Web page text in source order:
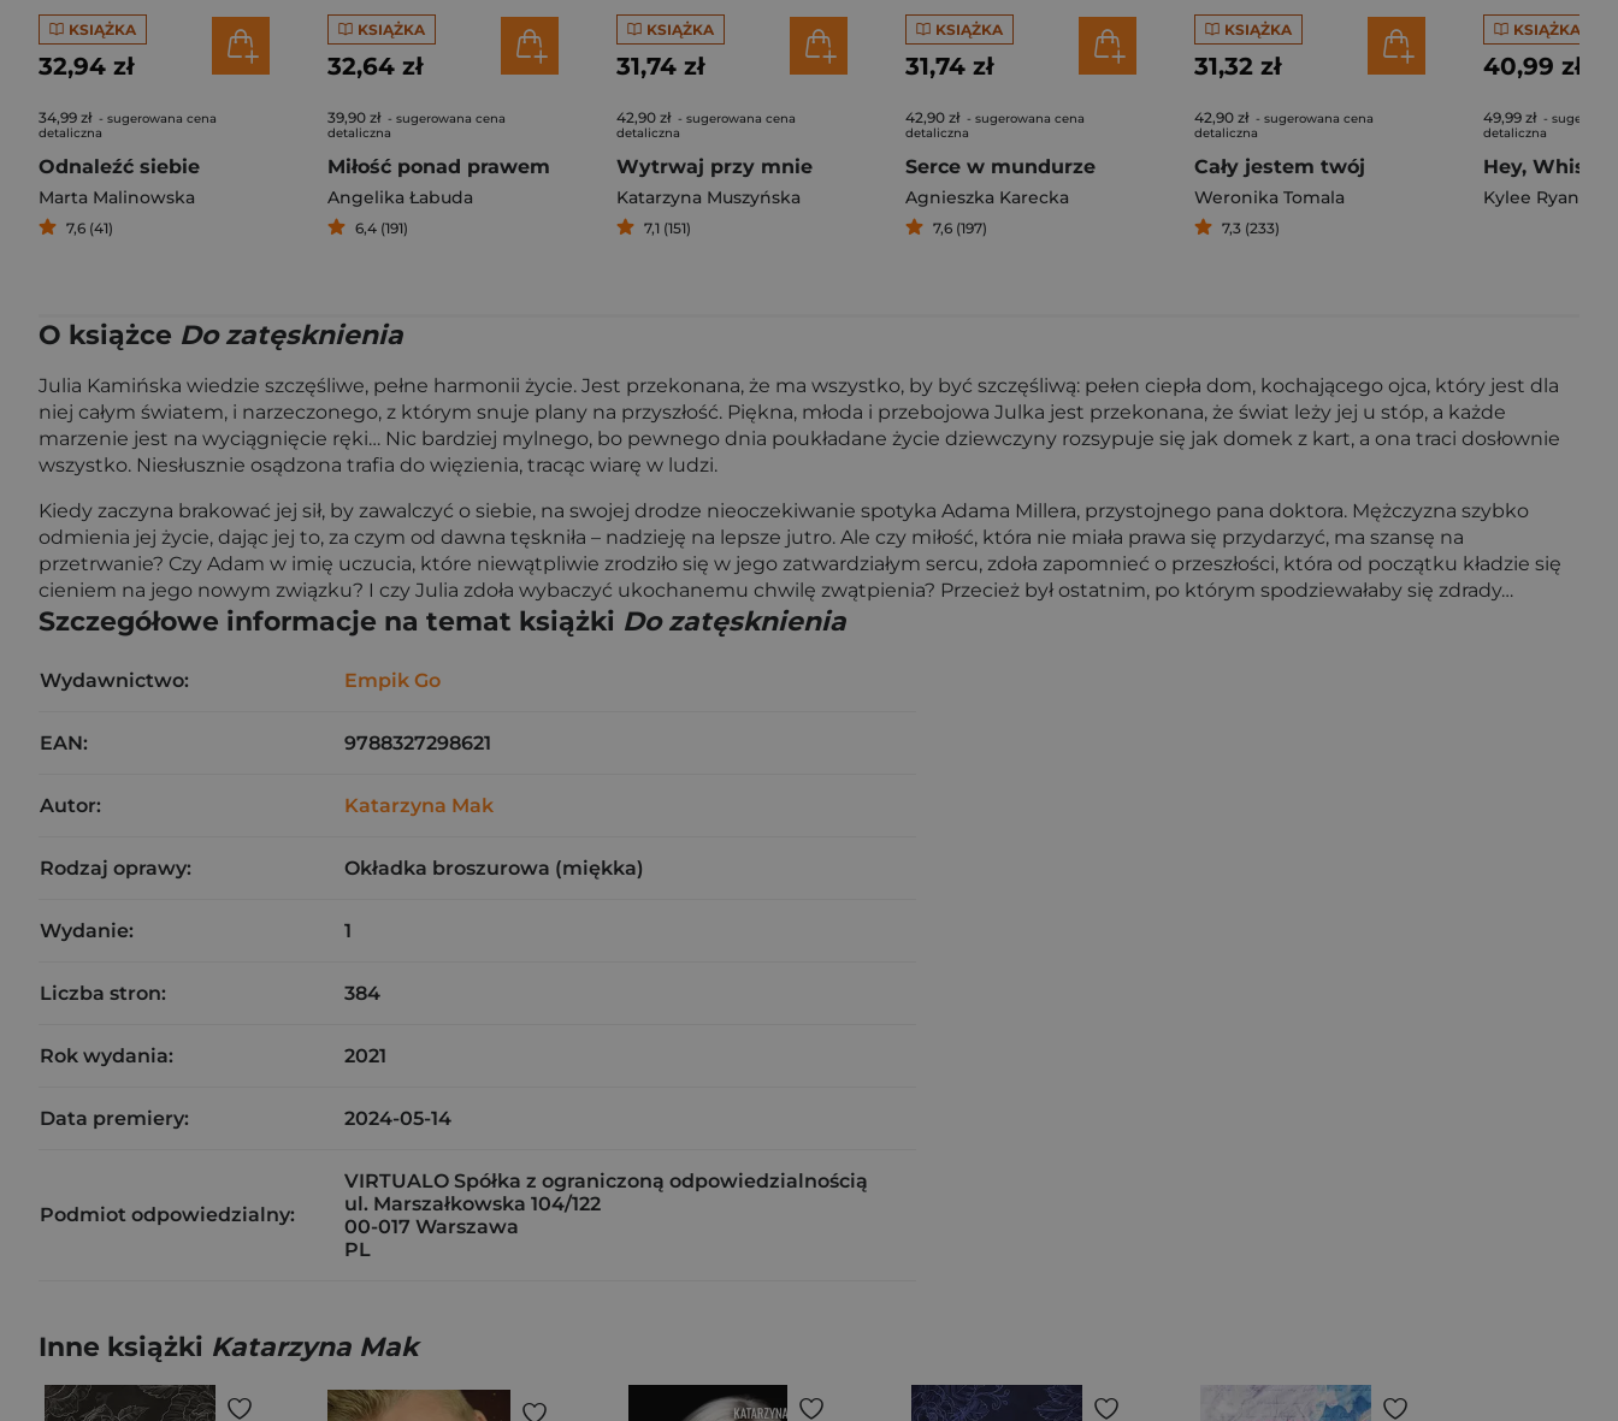
KSIĄŻKA
32,94 zł
34,99 zł - sugerowana cena
detaliczna
Odnaleźć siebie
Marta Malinowska
7,6 (41)
KSIĄŻKA
32,64 zł
39,90 zł - sugerowana cena
detaliczna
Miłość ponad prawem
Angelika Łabuda
6,4 (191)
KSIĄŻKA
31,74 zł
42,90 zł - sugerowana cena
detaliczna
Wytrwaj przy mnie
Katarzyna Muszyńska
7,1 (151)
KSIĄŻKA
31,74 zł
42,90 zł - sugerowana cena
detaliczna
Serce w mundurze
Agnieszka Karecka
7,6 (197)
KSIĄŻKA
31,32 zł
42,90 zł - sugerowana cena
detaliczna
Cały jestem twój
Weronika Tomala
7,3 (233)
KSIĄŻKA
40,99 zł
49,99 zł -
detaliczna
Hey,
Kylee Ryan
O książce Do zatęsknienia
Julia Kamińska wiedzie szczęśliwe, pełne harmonii życie. Jest przekonana, że ma wszystko, by być szczęśliwą: pełen ciepła dom, kochającego ojca, który jest dla
niej całym światem, i narzeczonego, z którym snuje plany na przyszłość. Piękna, młoda i przebojowa Julka jest przekonana, że świat leży jej u stóp, a każde
marzenie jest na wyciągnięcie ręki… Nic bardziej mylnego, bo pewnego dnia poukładane życie dziewczyny rozsypuje się jak domek z kart, a ona traci dosłownie
wszystko. Niesłusznie osądzona trafia do więzienia, tracąc wiarę w ludzi.
Kiedy zaczyna brakować jej sił, by zawalczyć o siebie, na swojej drodze nieoczekiwanie spotyka Adama Millera, przystojnego pana doktora. Mężczyzna szybko
odmienia jej życie, dając jej to, za czym od dawna tęskniła – nadzieję na lepsze jutro. Ale czy miłość, która nie miała prawa się przydarzyć, ma szansę na
przetrwanie? Czy Adam w imię uczucia, które niewątpliwie zrodziło się w jego zatwardziałym sercu, zdoła zapomnieć o przeszłości, która od początku kładzie się
cieniem na jego nowym związku? I czy Julia zdoła wybaczyć ukochanemu chwilę zwątpienia? Przecież był ostatnim, po którym spodziewałaby się zdrady…
Szczegółowe informacje na temat książki Do zatęsknienia
Wydawnictwo: Empik Go
EAN: 9788327298621
Autor: Katarzyna Mak
Rodzaj oprawy: Okładka broszurowa (miękka)
Wydanie: 1
Liczba stron: 384
Rok wydania: 2021
Data premiery: 2024-05-14
Podmiot odpowiedzialny:
VIRTUALO Spółka z ograniczoną odpowiedzialnością
ul. Marszałkowska 104/122
00-017 Warszawa
PL
Inne książki Katarzyna Mak